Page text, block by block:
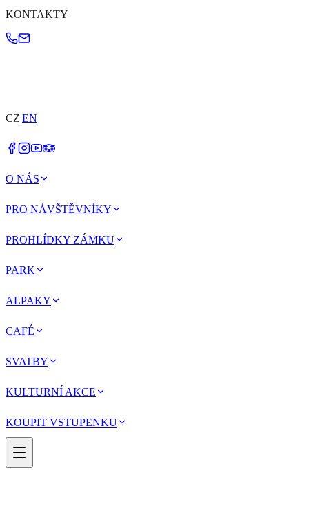
KONTAKTY
CZ|EN
O NÁS
PRO NÁVŠTĚVNÍKY
PROHLÍDKY ZÁMKU
PARK
ALPAKY
CAFÉ
SVATBY
KULTURNÍ AKCE
KOUPIT VSTUPENKU